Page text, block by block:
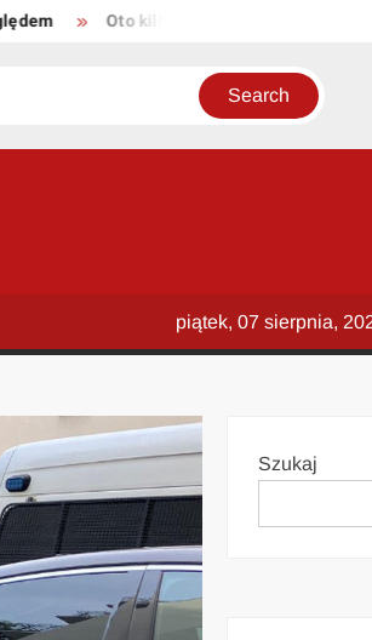
Oto kilka propozycji unikalnych tytułów
piątek, 07 sierpnia,
Szukaj